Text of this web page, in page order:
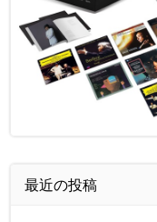
最近の投稿